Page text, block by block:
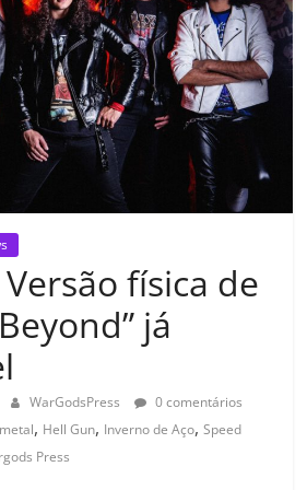
física de
já
WarGodsPress
0 comentários
, Hell Gun, Inverno de Aço,Speed
Press